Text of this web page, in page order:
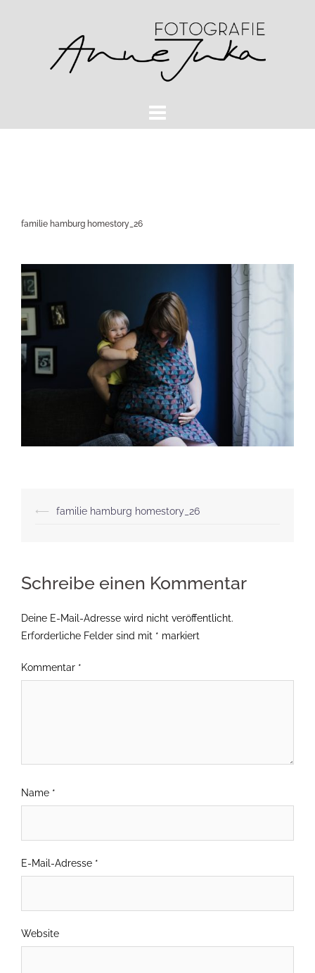
familie hamburg homestory_26
Beitragsnavigation
⟵ familie hamburg homestory_26
Schreibe einen Kommentar
Deine E-Mail-Adresse wird nicht veröffentlicht.
Erforderliche Felder sind mit * markiert
Kommentar *
Name *
E-Mail-Adresse *
Website